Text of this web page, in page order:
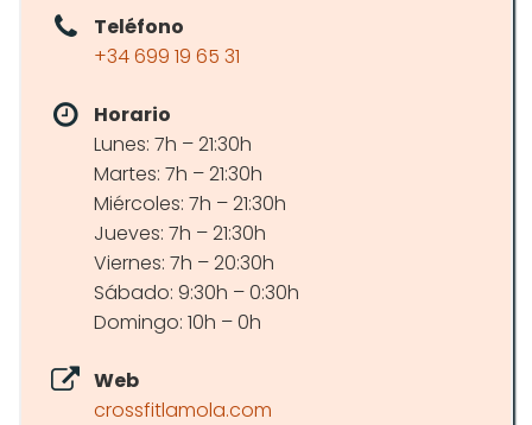
Teléfono
+34 699 19 65 31
Horario
Lunes: 7h – 21:30h
Martes: 7h – 21:30h
Miércoles: 7h – 21:30h
Jueves: 7h – 21:30h
Viernes: 7h – 20:30h
Sábado: 9:30h – 0:30h
Domingo: 10h – 0h
Web
crossfitlamola.com